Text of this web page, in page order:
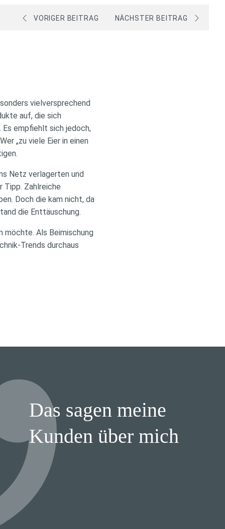
VORIGER BEITRAG NÄCHSTER BEITRAG
vielversprechend
auf, die sich
empfiehlt sich jedoch,
„zu viele Eier in einen
Netz verlagerten und
Tipp. Zahlreiche
Doch die kam nicht, da
die Enttäuschung.
möchte. Als Beimischung
Trends durchaus
Das sagen meine
Kunden über mich